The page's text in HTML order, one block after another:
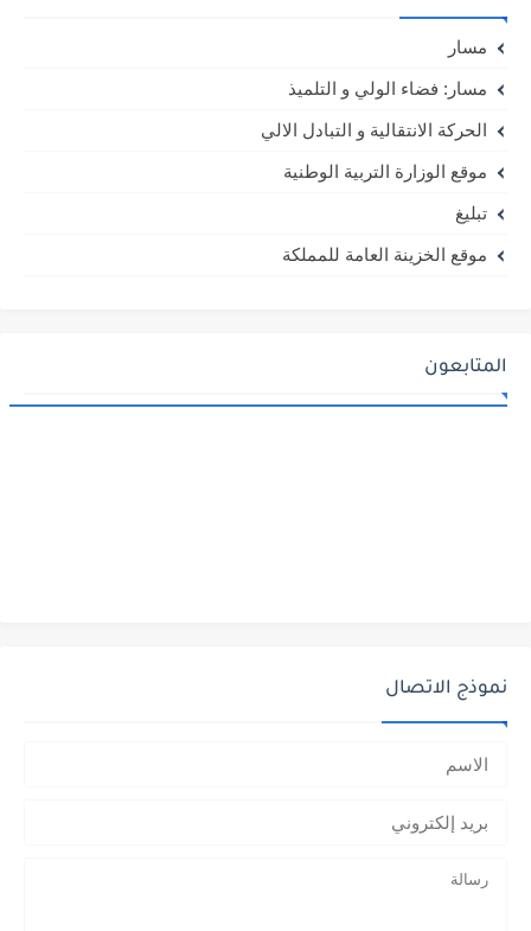
مسار
مسار: فضاء الولي و التلميذ
الحركة الانتقالية و التبادل الالي
موقع الوزارة التربية الوطنية
تبليغ
موقع الخزينة العامة للمملكة
المتابعون
نموذج الاتصال